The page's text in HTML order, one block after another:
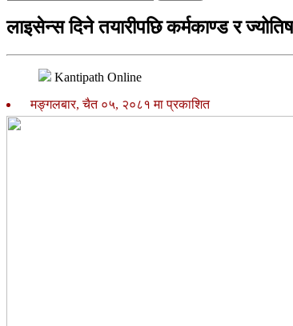
लाइसेन्स दिने तयारीपछि कर्मकाण्ड र
Kantipath Online
मङ्गलबार, चैत ०५, २०८१ मा प्रकाशित